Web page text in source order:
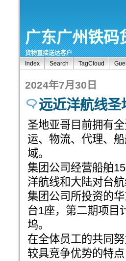
广东广州铁码
货物直接送达客户
Index
Search TagCloud
2024年7月30日
远近洋航线
圣地亚哥目前拥有
运、物流、代理、
域。
集团公司经营船舶
洋航线和大陆对台
集团公司所投资的
台1座，第二期项目
坞。
在全体员工的共同
较具竞争优势的特点